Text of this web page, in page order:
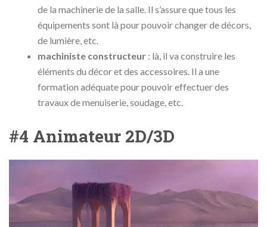
de la machinerie de la salle. Il s’assure que tous les
équipements sont là pour pouvoir changer de décors,
de lumière, etc.
machiniste constructeur : là, il va construire les
éléments du décor et des accessoires. Il a une
formation adéquate pour pouvoir effectuer des
travaux de menuiserie, soudage, etc.
#4 Animateur 2D/3D